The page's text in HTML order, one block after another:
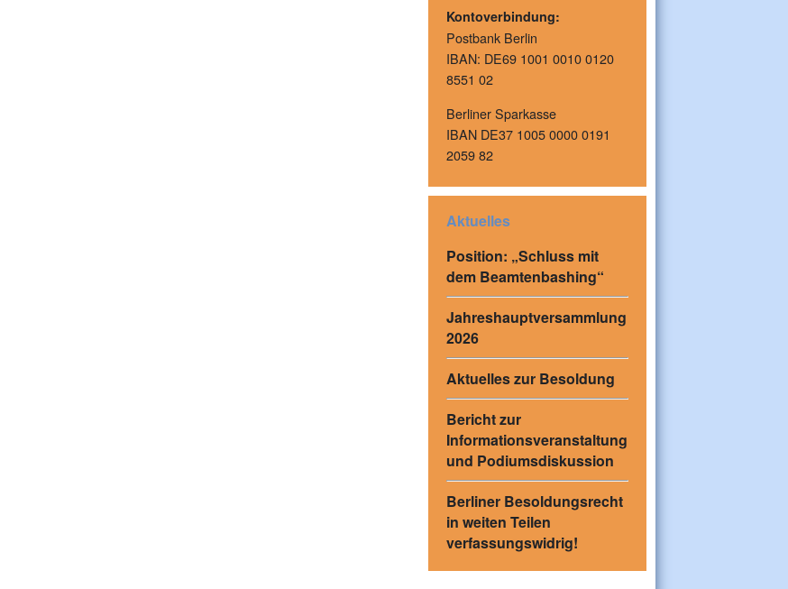
Kontoverbindung:
Postbank Berlin
IBAN: DE69 1001 0010 0120
8551 02
Berliner Sparkasse
IBAN DE37 1005 0000 0191
2059 82
Aktuelles
Position: „Schluss mit
dem Beamtenbashing“
Jahreshauptversammlung
2026
Aktuelles zur Besoldung
Bericht zur
Informationsveranstaltung
und Podiumsdiskussion
Berliner Besoldungsrecht
in weiten Teilen
verfassungswidrig!